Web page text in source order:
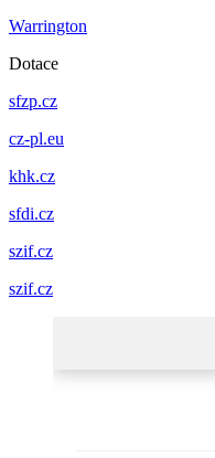
Warrington
Dotace
sfzp.cz
cz-pl.eu
khk.cz
sfdi.cz
szif.cz
szif.cz